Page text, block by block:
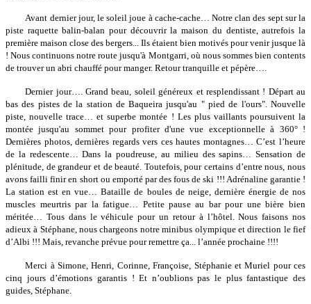
Avant dernier jour, le soleil joue à cache-cache… Notre clan des sept sur la
piste raquette balin-balan pour découvrir la maison du dentiste, autrefois la
première maison close des bergers... Ils étaient bien motivés pour venir jusque là
! Nous continuons notre route jusqu'à Montgarri, où nous sommes bien contents
de trouver un abri chauffé pour manger. Retour tranquille et pépère….
Dernier jour…. Grand beau, soleil généreux et resplendissant ! Départ au
bas des pistes de la station de Baqueira jusqu'au " pied de l'ours". Nouvelle
piste, nouvelle trace… et superbe montée ! Les plus vaillants poursuivent la
montée jusqu'au sommet pour profiter d'une vue exceptionnelle à 360° !
Dernières photos, dernières regards vers ces hautes montagnes… C’est l’heure
de la redescente… Dans la poudreuse, au milieu des sapins… Sensation de
plénitude, de grandeur et de beauté. Toutefois, pour certains d’entre nous, nous
avons failli finir en short ou emporté par des fous de ski !!! Adrénaline garantie !
La station est en vue… Bataille de boules de neige, dernière énergie de nos
muscles meurtris par la fatigue… Petite pause au bar pour une bière bien
méritée… Tous dans le véhicule pour un retour à l’hôtel. Nous faisons nos
adieux à Stéphane, nous chargeons notre minibus olympique et direction le fief
d’Albi !!! Mais, revanche prévue pour remettre ça... l’année prochaine !!!!
Merci à Simone, Henri, Corinne, Françoise, Stéphanie et Muriel pour ces
cinq jours d’émotions garantis ! Et n’oublions pas le plus fantastique des
guides, Stéphane.